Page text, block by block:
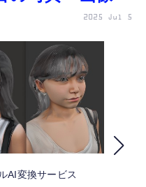
ー
ア
2025 Jul 5
AI変換サービス